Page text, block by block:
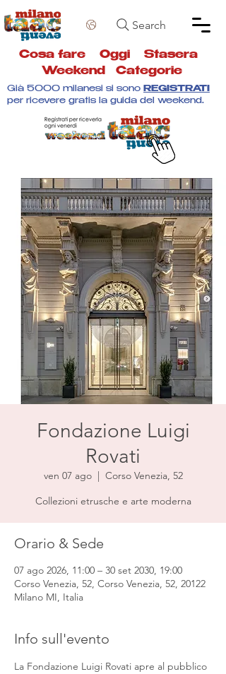
Search
Cosa fare Oggi Stasera
Weekend
Categorie
Già 5000 milanesi si sono REGISTRATI
per ricevere gratis la guida del weekend.
Fondazione Luigi
Rovati
ven 07 ago
  |
Corso Venezia, 52
Collezioni etrusche e arte moderna
Orario & Sede
07 ago 2026, 11:00 – 30 set 2030, 19:00
Corso Venezia, 52, Corso Venezia, 52, 20122
Milano MI, Italia
Info sull'evento
La Fondazione Luigi Rovati apre al pubblico